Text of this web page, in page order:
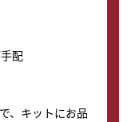
配
、キットにお品